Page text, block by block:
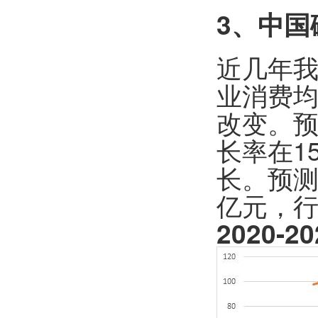
3、中
近几年
业消费
改变。
长率在
长。预
亿元，
2020-